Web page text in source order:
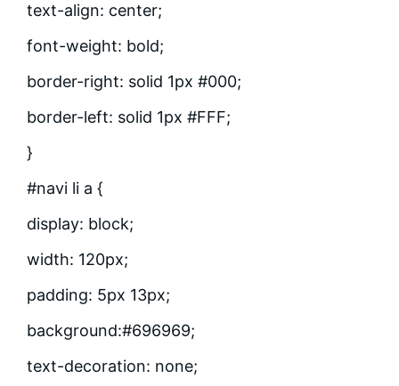
text-align: center;
font-weight: bold;
border-right: solid 1px #000;
border-left: solid 1px #FFF;
}
#navi li a {
display: block;
width: 120px;
padding: 5px 13px;
background:#696969;
text-decoration: none;